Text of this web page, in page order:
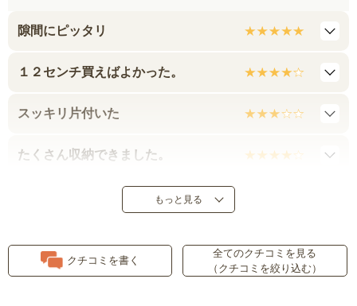
隙間にピッタリ
１２センチ買えばよかった。
スッキリ片付いた
たくさん収納できました。
意外と高級感あり
もっと見る
クチコミを書く
全てのクチコミを見る
（クチコミを絞り込む）